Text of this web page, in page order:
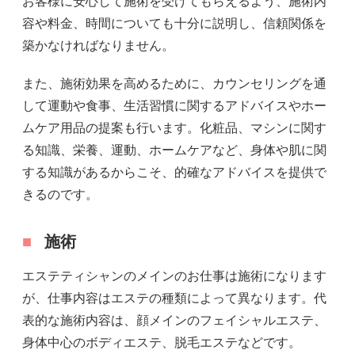
容や料金、時間についても十分に説明し、信頼関係を
築かなければなりません。
また、施術効果を高めるために、カウンセリングを通
して運動や食事、生活習慣に関するアドバイスやホー
ムケア用品の提案も行います。化粧品、マシンに関す
る知識、栄養、運動、ホームケアなど、身体や肌に関
する知識があるからこそ、的確なアドバイスを提供で
きるのです。
施術
エステティシャンのメインのお仕事は施術になります
が、仕事内容はエステの種類によって異なります。代
表的な施術内容は、顔メインのフェイシャルエステ、
身体中心のボディエステ、脱毛エステなどです。